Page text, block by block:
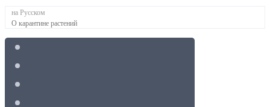
на Русском
О карантине растений